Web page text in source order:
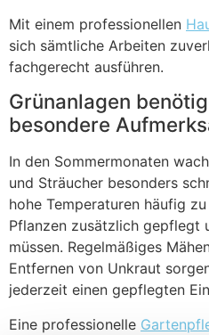
Mit einem professionellen
sich sämtliche Arbeiten
fachgerecht ausführen.
Grünanlagen
besondere
In den Sommermonaten
und Sträucher besonders
hohe Temperaturen häufig
Pflanzen zusätzlich gepflegt
müssen. Regelmäßiges
Entfernen von Unkraut
jederzeit einen gepflegten
Eine professionelle